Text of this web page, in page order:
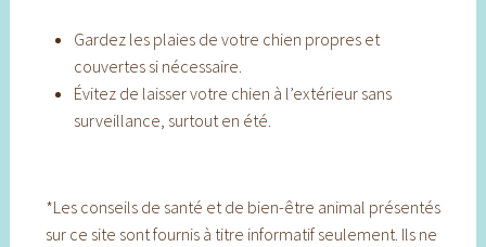
Gardez les plaies de votre chien propres et
couvertes si nécessaire.
Évitez de laisser votre chien à l’extérieur sans
surveillance, surtout en été.
*Les conseils de santé et de bien-être animal présentés
sur ce site sont fournis à titre informatif seulement. Ils ne